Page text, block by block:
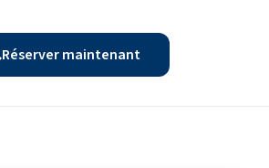
Réserver maintenant